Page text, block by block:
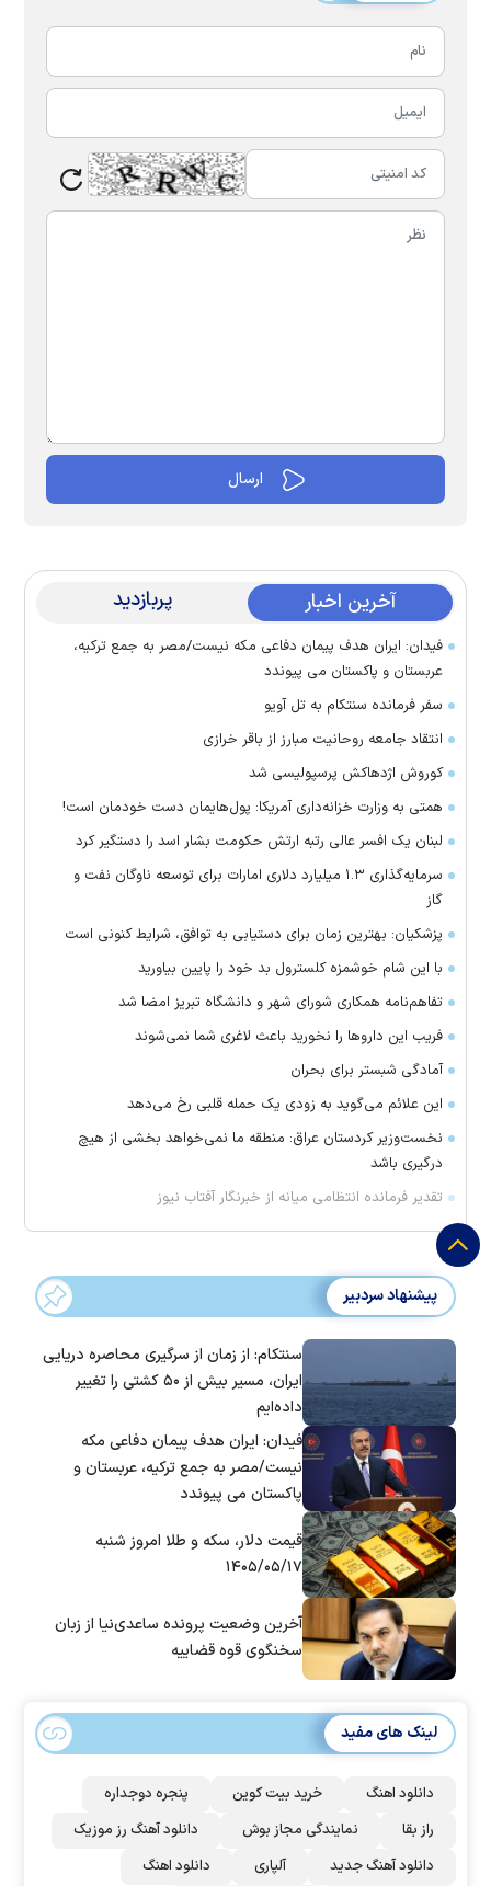
آخرین اخبار پربازدید
فیدان: ایران هدف پیمان دفاعی مکه نیست/مصر به جمع ترکیه،
عربستان و پاکستان می پیوندد
سفر فرمانده سنتکام به تل آویو
انتقاد جامعه روحانیت مبارز از باقر خرازی
کوروش اژدهاکش پرسپولیسی شد
همتی به وزارت خزانه‌داری آمریکا: پول‌هایمان دست خودمان است!
لبنان یک افسر عالی رتبه ارتش حکومت بشار اسد را دستگیر کرد
سرمایه‌گذاری ۱.۳ میلیارد دلاری امارات برای توسعه ناوگان نفت و
گاز
پزشکیان: بهترین زمان برای دستیابی به توافق، شرایط کنونی است
با این شام خوشمزه کلسترول بد خود را پایین بیاورید
تفاهم‌نامه همکاری شورای شهر و دانشگاه تبریز امضا شد
فریب این دارو‌ها را نخورید باعث لاغری شما نمی‌شوند
آمادگی شبستر برای بحران
این علائم می‌گوید به زودی یک حمله قلبی رخ می‌دهد
نخست‌وزیر کردستان عراق: منطقه ما نمی‌خواهد بخشی از هیچ
درگیری باشد
تقدیر فرمانده انتظامی میانه از خبرنگار آفتاب نیوز
پیشنهاد سردبیر
سنتکام: از زمان از سرگیری محاصره دریایی
ایران، مسیر بیش از ۵۰ کشتی را تغییر
داده‌ایم
فیدان: ایران هدف پیمان دفاعی مکه
نیست/مصر به جمع ترکیه، عربستان و
پاکستان می پیوندد
قیمت دلار، سکه و طلا امروز شنبه
۱۴۰۵/۰۵/۱۷
آخرین وضعیت پرونده ساعدی‌نیا از زبان
سخنگوی قوه قضاییه
لینک های مفید
دانلود اهنگ خرید بیت کوین
پنجره دوجداره
راز بقا
نمایندگی مجاز بوش
دانلود آهنگ رز‌ موزیک
دانلود آهنگ جدید
آلپاری دانلود اهنگ